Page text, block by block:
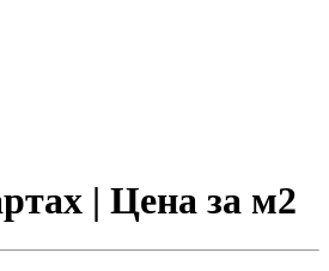
| Цена за м2